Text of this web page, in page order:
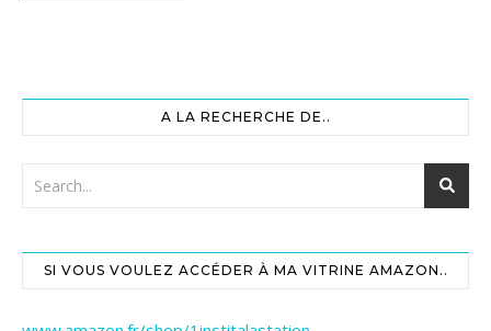
A LA RECHERCHE DE..
SI VOUS VOULEZ ACCÉDER À MA VITRINE AMAZON..